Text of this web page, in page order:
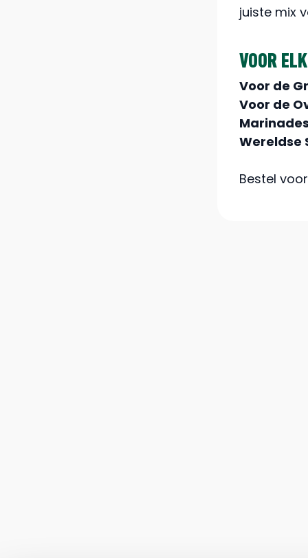
juiste mix
VOOR
Voor de
Voor de
Wereldse
Bestel